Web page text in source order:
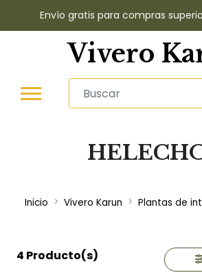
Envío gratis para compras
Vivero
Inicio Vivero Karun Plantas de
4 Producto(s)